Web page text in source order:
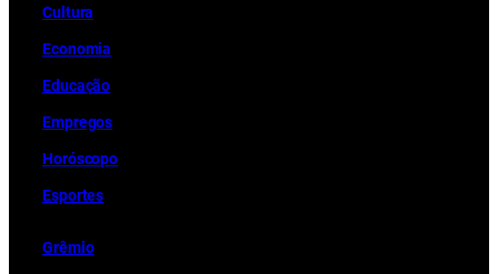
Cultura
Economia
Educação
Empregos
Horóscopo
Esportes
Grêmio